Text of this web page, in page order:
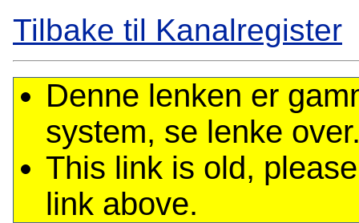
Tilbake til Kanalregister
Denne lenken er
system, se lenke
This link is old,
link above.